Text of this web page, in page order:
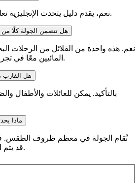
نعم، يقدم دليل يتحدث الإنجليزية تعليقًا مباشرًا طوال الرحلة.
هل تتضمن الجولة كلًا من
نعم. هذه واحدة من القلائل من الرحلات
المائيين معًا في تجربة واحدة مدتها 2.5 ساعة.
هل القارب
بالتأكيد. يمكن للعائلات والأطفال
ماذا
تُقام الجولة في معظم ظروف الطقس.
قد يتم اقتراح وقت أو تاريخ بديل.